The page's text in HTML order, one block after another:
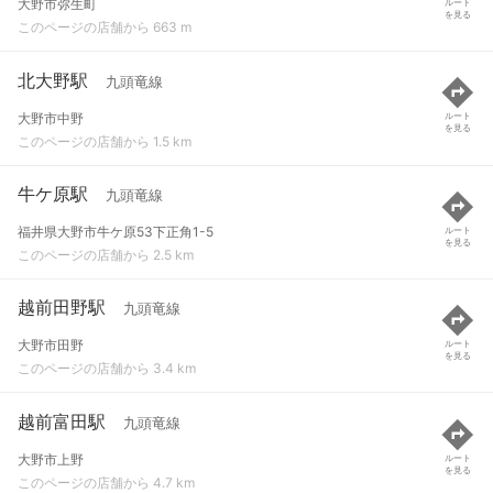
大野市弥生町
このページの店舗から 663 m
を見る
北大野駅 九頭竜線
大野市中野
このページの店舗から 1.5 km
ルート
を見る
牛ケ原駅 九頭竜線
福井県大野市牛ケ原53下正角1-5
このページの店舗から 2.5 km
ルート
を見る
越前田野駅 九頭竜線
大野市田野
このページの店舗から 3.4 km
ルート
を見る
越前富田駅 九頭竜線
大野市上野
このページの店舗から 4.7 km
ルート
を見る